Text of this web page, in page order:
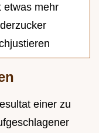
etwas mehr
einer zu